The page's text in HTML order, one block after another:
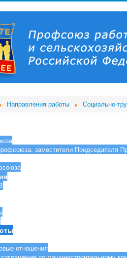
Направления работы Социально-
заместители Председателя
отношения